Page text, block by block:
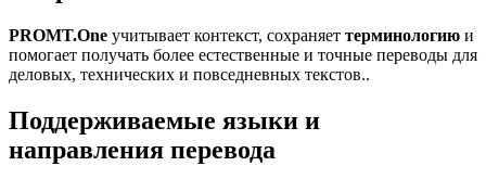
PROMT.One учитывает контекст, сохраняет терминологию и
помогает получать более естественные и точные переводы для
деловых, технических и повседневных текстов..
Поддерживаемые языки и
направления перевода